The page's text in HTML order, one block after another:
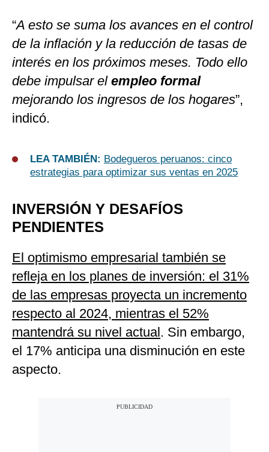
“A esto se suma los avances en el control
de la inflación y la reducción de tasas de
interés en los próximos meses. Todo ello
debe impulsar el empleo formal
mejorando los ingresos de los hogares”,
indicó.
LEA TAMBIÉN: Bodegueros peruanos: cinco
estrategias para optimizar sus ventas en 2025
INVERSIÓN Y DESAFÍOS
PENDIENTES
El optimismo empresarial también se
refleja en los planes de inversión: el 31%
de las empresas proyecta un incremento
respecto al 2024, mientras el 52%
mantendrá su nivel actual. Sin embargo,
el 17% anticipa una disminución en este
aspecto.